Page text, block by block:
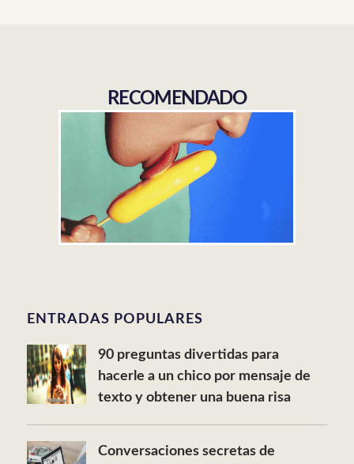
RECOMENDADO
ENTRADAS POPULARES
90 preguntas divertidas para
hacerle a un chico por mensaje de
texto y obtener una buena risa
Conversaciones secretas de